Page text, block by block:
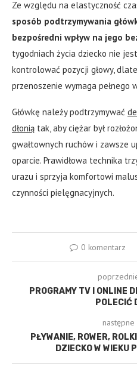
Ze względu na elastyczność
sposób podtrzymywania
bezpośredni wpływ na jego
tygodniach życia dziecko nie
kontrolować pozycji głowy,
przenoszenie wymaga pełnego
Główkę należy podtrzymywać
dłonią tak, aby ciężar był
gwałtownych ruchów i zawsze
oparcie. Prawidłowa technika
urazu i sprzyja komfortowi
czynności pielęgnacyjnych.
0 komentarz
PROGRAMY TV I ONLINE
POLECIĆ
następne
PŁYWANIE, ROWER,
DZIECKO W WIEKU